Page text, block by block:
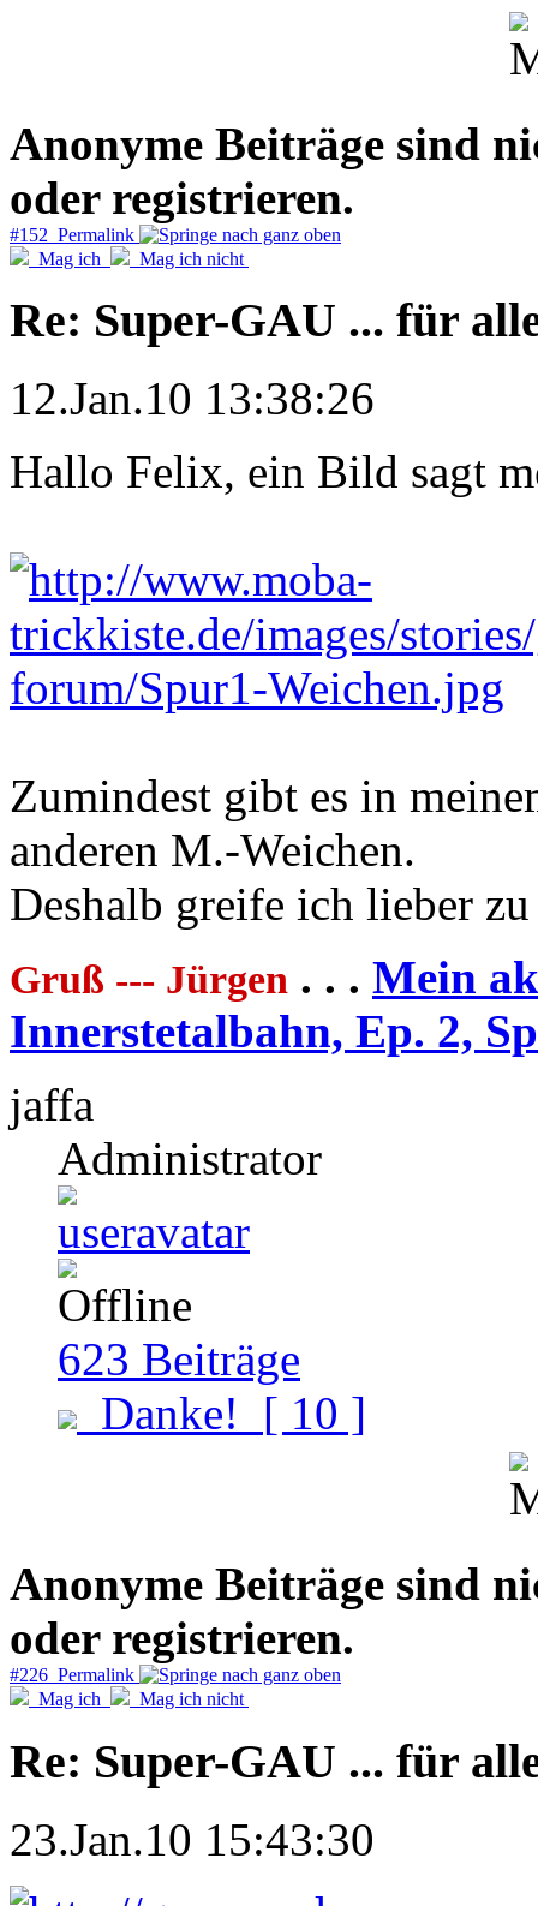
Anonyme Beiträge sind
oder registrieren.
#152 Permalink
Mag ich
Mag ich nicht
Re: Super-GAU ... für
12.Jan.10 13:38:26
Hallo Felix, ein Bild sagt
Zumindest gibt es in
anderen M.-Weichen.
Deshalb greife ich lieber
Gruß --- Jürgen . . . Mein
Innerstetalbahn, Ep. 2,
jaffa
Administrator
623 Beiträge
Danke! [ 10 ]
Anonyme Beiträge sind
oder registrieren.
#226 Permalink
Mag ich
Mag ich nicht
Re: Super-GAU ... für
23.Jan.10 15:43:30